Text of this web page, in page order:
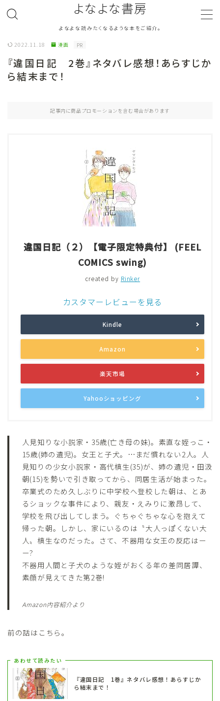
よなよな書房
よなよな読みたくなるような本をご紹介。
ジャンル Genre
Evaluation
読書をより楽しむ Good Reading
2022.11.18 漫画 PR
『違国日記 2巻』ネタバレ感想！あらすじか
ら結末まで！
記事内に商品プロモーションを含む場合があります
違国日記（２）【電子限定特典付】 (FEEL
COMICS swing)
created by Rinker
カスタマーレビューを見る
Kindle
Amazon
楽天市場
Yahooショッピング
人見知りな小説家・35歳(亡き母の妹)。素直な姪っこ・
15歳(姉の遺児)。女王と子犬。…まだ慣れない2人。人
見知りの少女小説家・高代槙生(35)が、姉の遺児・田汲
朝(15)を勢いで引き取ってから、同居生活が始まった。
卒業式のため久しぶりに中学校へ登校した朝は、とあ
るショックな事件により、親友・えみりに激昂して、
学校を飛び出してしまう。ぐちゃぐちゃな心を抱えて
帰った朝。しかし、家にいるのは〝大人っぽくない大
人〟槙生なのだった。さて、不器用な女王の反応はー
ー?
不器用人間と子犬のような姪がおくる年の差同居譚、
素顔が見えてきた第2巻!
Amazon内容紹介より
前の話はこちら。
あわせて読みたい
『違国日記 1巻』ネタバレ感想！あらすじか
ら結末まで！